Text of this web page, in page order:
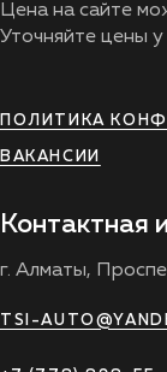
Цена на сайте
Уточняйте цены
ПОЛИТИКА
ВАКАНСИИ
Контактная
г. Алматы,
TSI-